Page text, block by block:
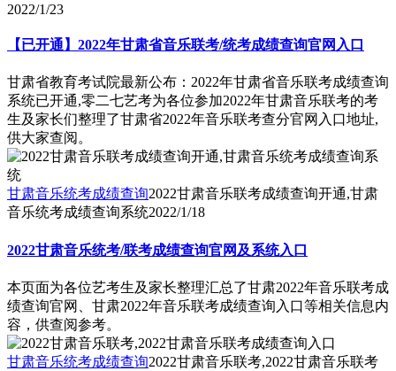
2022/1/23
【已开通】2022年甘肃省音乐联考/统考成绩查询官网入口
甘肃省教育考试院最新公布：2022年甘肃省音乐联考成绩查询
系统已开通,零二七艺考为各位参加2022年甘肃音乐联考的考
生及家长们整理了甘肃省2022年音乐联考查分官网入口地址,
供大家查阅。
甘肃音乐统考成绩查询2022甘肃音乐联考成绩查询开通,甘肃
音乐统考成绩查询系统2022/1/18
2022甘肃音乐统考/联考成绩查询官网及系统入口
本页面为各位艺考生及家长整理汇总了甘肃2022年音乐联考成
绩查询官网、甘肃2022年音乐联考成绩查询入口等相关信息内
容，供查阅参考。
甘肃音乐统考成绩查询2022甘肃音乐联考,2022甘肃音乐联考